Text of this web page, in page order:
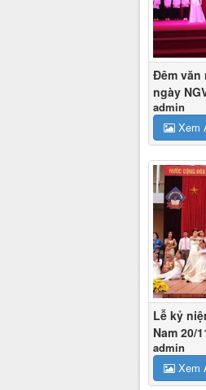
Đêm văn
ngày
admin
Xem
Lễ kỷ
Nam 20/
admin
Xem